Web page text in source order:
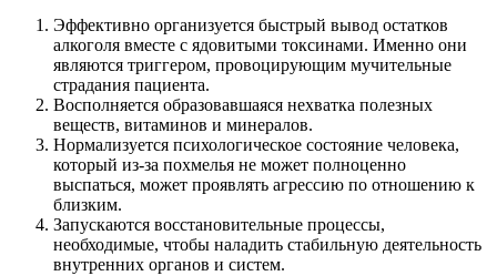
Эффективно организуется быстрый вывод остатков
алкоголя вместе с ядовитыми токсинами. Именно они
являются триггером, провоцирующим мучительные
страдания пациента.
Восполняется образовавшаяся нехватка полезных
веществ, витаминов и минералов.
Нормализуется психологическое состояние человека,
который из-за похмелья не может полноценно
выспаться, может проявлять агрессию по отношению к
близким.
Запускаются восстановительные процессы,
необходимые, чтобы наладить стабильную деятельность
внутренних органов и систем.